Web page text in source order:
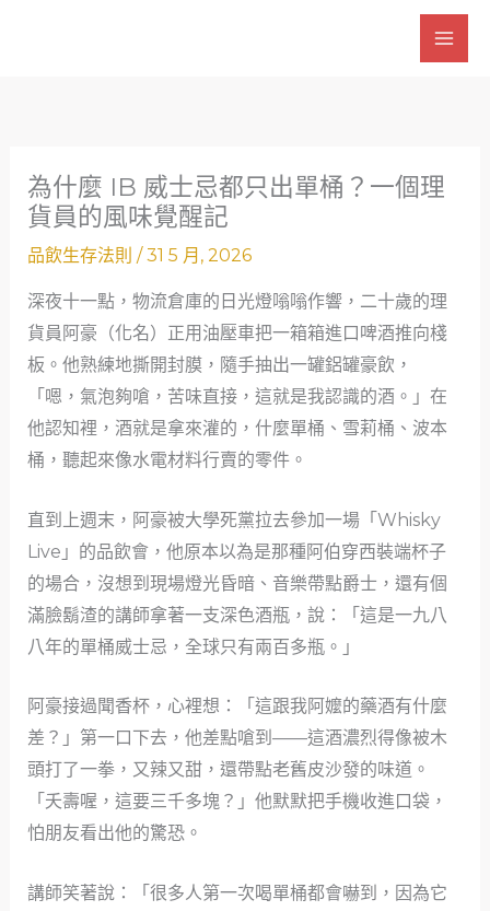
為什麼 IB 威士忌都只出單桶？一個理
貨員的風味覺醒記
品飲生存法則 /31 5 月, 2026
深夜十一點，物流倉庫的日光燈嗡嗡作響，二十歲的理
貨員阿豪（化名）正用油壓車把一箱箱進口啤酒推向棧
板。他熟練地撕開封膜，隨手抽出一罐鋁罐豪飲，
「嗯，氣泡夠嗆，苦味直接，這就是我認識的酒。」在
他認知裡，酒就是拿來灌的，什麼單桶、雪莉桶、波本
桶，聽起來像水電材料行賣的零件。
直到上週末，阿豪被大學死黨拉去參加一場「Whisky
Live」的品飲會，他原本以為是那種阿伯穿西裝端杯子
的場合，沒想到現場燈光昏暗、音樂帶點爵士，還有個
滿臉鬍渣的講師拿著一支深色酒瓶，說：「這是一九八
八年的單桶威士忌，全球只有兩百多瓶。」
阿豪接過聞香杯，心裡想：「這跟我阿嬤的藥酒有什麼
差？」第一口下去，他差點嗆到——這酒濃烈得像被木
頭打了一拳，又辣又甜，還帶點老舊皮沙發的味道。
「夭壽喔，這要三千多塊？」他默默把手機收進口袋，
怕朋友看出他的驚恐。
講師笑著說：「很多人第一次喝單桶都會嚇到，因為它